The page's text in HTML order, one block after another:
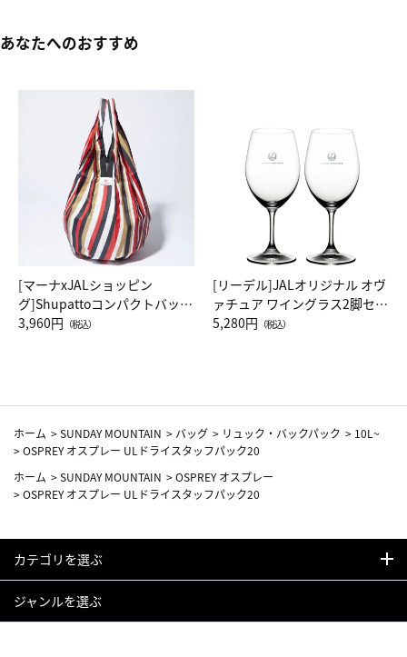
あなたへのおすすめ
[マーナxJALショッピン
グ]Shupattoコンパクトバッグ
Drop JAL客室乗務員（LC）ス
3,960円 （税込）
[リーデル]JALオリジナル オヴ
ァチュア ワイングラス2脚セッ
ト（レッドワイン）
5,280円 （税込）
ホーム >SUNDAY MOUNTAIN > バッグ > リュック・バックパック > 10L~
>OSPREY オスプレー ULドライスタッフパック20
ホーム >SUNDAY MOUNTAIN >OSPREY オスプレー
>OSPREY オスプレー ULドライスタッフパック20
カテゴリを選ぶ
ジャンルを選ぶ